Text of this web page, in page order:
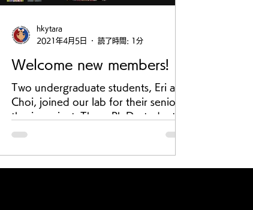
Welcome new members!
Two undergraduate students, Eri and
Choi, joined our lab for their senior
thesis project. Three Ph.D. students,
Maria and Amin in...
hkytara
2021年4月5日
読了時間: 1分